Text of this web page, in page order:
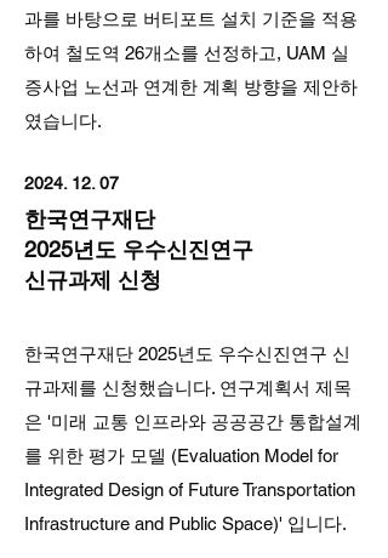
과를 바탕으로 버티포트 설치 기준을 적용
하여 철도역 26개소를 선정하고, UAM 실
증사업 노선과 연계한 계획 방향을 제안하
였습니다.
2024. 12. 07
한국연구재단
2025년도 우수신진연구
신규과제 신청
한국연구재단 2025년도 우수신진연구 신
규과제를 신청했습니다. 연구계획서 제목
은 '미래 교통 인프라와 공공공간 통합설계
를 위한 평가 모델 (Evaluation Model for
Integrated Design of Future Transportation
Infrastructure and Public Space)' 입니다.